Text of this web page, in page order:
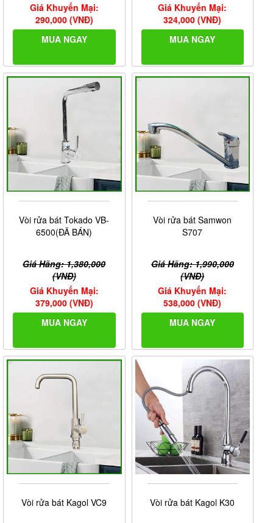
Giá Khuyến Mại:
290,000 (VNĐ)
MUA NGAY
Giá Khuyến Mại:
324,000 (VNĐ)
MUA NGAY
Vòi rửa bát Tokado VB-
6500(ĐÃ BÁN)
Giá Hãng: 1,380,000
(VNĐ)
Giá Khuyến Mại:
379,000 (VNĐ)
MUA NGAY
Vòi rửa bát Samwon
S707
Giá Hãng: 1,990,000
(VNĐ)
Giá Khuyến Mại:
538,000 (VNĐ)
MUA NGAY
Vòi rửa bát Kagol VC9 Vòi rửa bát Kagol K30